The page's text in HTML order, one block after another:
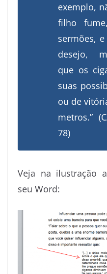
exemplo,
filho
sermões,
desejo,
que os
suas
ou de
metros.”
78)
Veja na ilustração
seu Word: